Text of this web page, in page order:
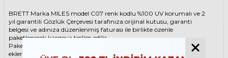
BRETT Marka MILES model C07 renk kodlu %100 UV korumalı ve 2
yıl garantili Gözlük Çerçevesi tarafınıza orijinal kutusu, garanti
belgesi ve adınıza düzenlenmiş faturası ile birlikte özenle
paketlenerek kargoya teslim edilir.
Paketinize ek olarak silme bezi ve temizleme spreyi ücretsiz olarak
eklenmektedir.